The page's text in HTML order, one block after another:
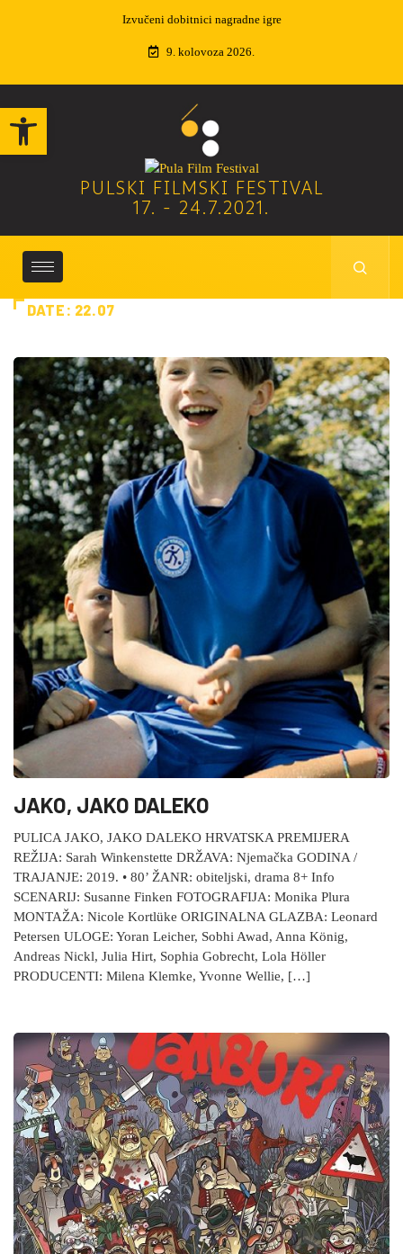
Open toolbar
Izvučeni dobitnici nagradne igre
9. kolovoza 2026.
PULSKI FILMSKI FESTIVAL
17. - 24.7.2021.
DATE: 22.07
JAKO, JAKO DALEKO
PULICA JAKO, JAKO DALEKO HRVATSKA PREMIJERA
REŽIJA: Sarah Winkenstette DRŽAVA: Njemačka GODINA /
TRAJANJE: 2019. • 80’ ŽANR: obiteljski, drama 8+ Info
SCENARIJ: Susanne Finken FOTOGRAFIJA: Monika Plura
MONTAŽA: Nicole Kortlüke ORIGINALNA GLAZBA: Leonard
Petersen ULOGE: Yoran Leicher, Sobhi Awad, Anna König,
Andreas Nickl, Julia Hirt, Sophia Gobrecht, Lola Höller
PRODUCENTI: Milena Klemke, Yvonne Wellie, […]